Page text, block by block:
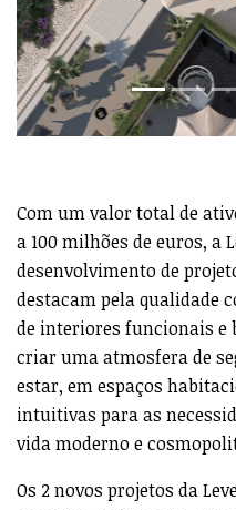
intuitivas para as
vida moderno e
Os 2 novos projetos da
encontro da filosofia e
Novas, e responderem de
segmentos da procura
estrangeira.
Por exemplo, o projeto
Elias Garcia 134, junto ao
Gulbenkian, compõe-se de
tipologias T1 a T2
tendencialmente local, e
procurada e valorizada